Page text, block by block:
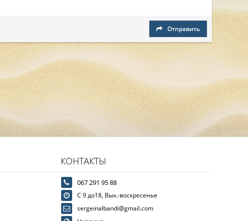
Отправить
КОНТАКТЫ
067 291 95 88
С 9 до18, Вых.-воскресенье
sergeinalbandi@gmail.com